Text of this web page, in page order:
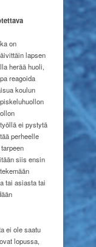
on
lapsen
herää huoli,
reagoida
koulun
ei pystytä
perheelle
siis ensin
tai asiasta tai
ei ole saatu
lopussa,